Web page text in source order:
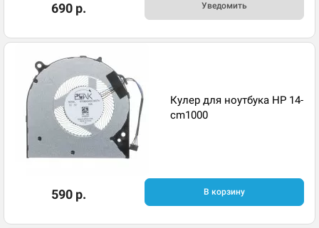
690 р. Уведомить
Кулер для ноутбука HP 14-
cm1000
590 р. В корзину